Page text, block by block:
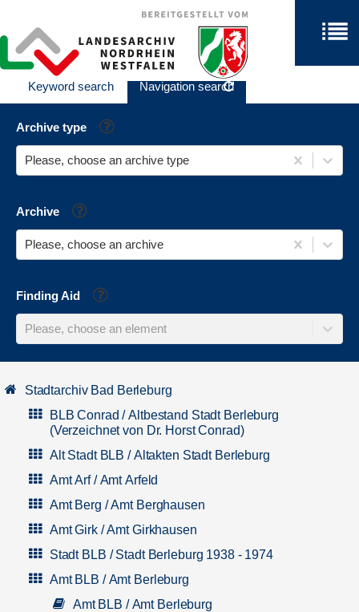
Keyword search Navigation search
Archive type Help
Please, choose an archive type
Archive Help
Please, choose an archive
Finding Aid Help
Please, choose an element
Stadtarchiv Bad Berleburg
BLB Conrad / Altbestand Stadt Berleburg
(Verzeichnet von Dr. Horst Conrad)
Alt Stadt BLB / Altakten Stadt Berleburg
Amt Arf / Amt Arfeld
Amt Berg / Amt Berghausen
Amt Girk / Amt Girkhausen
Stadt BLB / Stadt Berleburg 1938 - 1974
Amt BLB / Amt Berleburg
Amt BLB / Amt Berleburg